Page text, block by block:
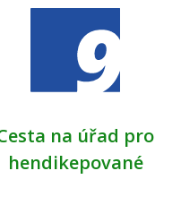
na úřad pro
hendikepované